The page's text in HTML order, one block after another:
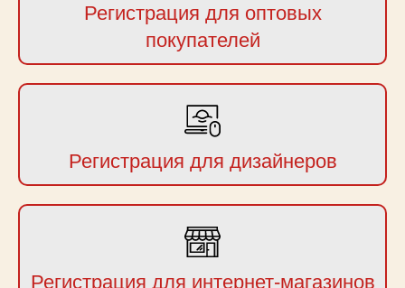
Регистрация для оптовых
покупателей
Регистрация для дизайнеров
Регистрация для интернет-магазинов